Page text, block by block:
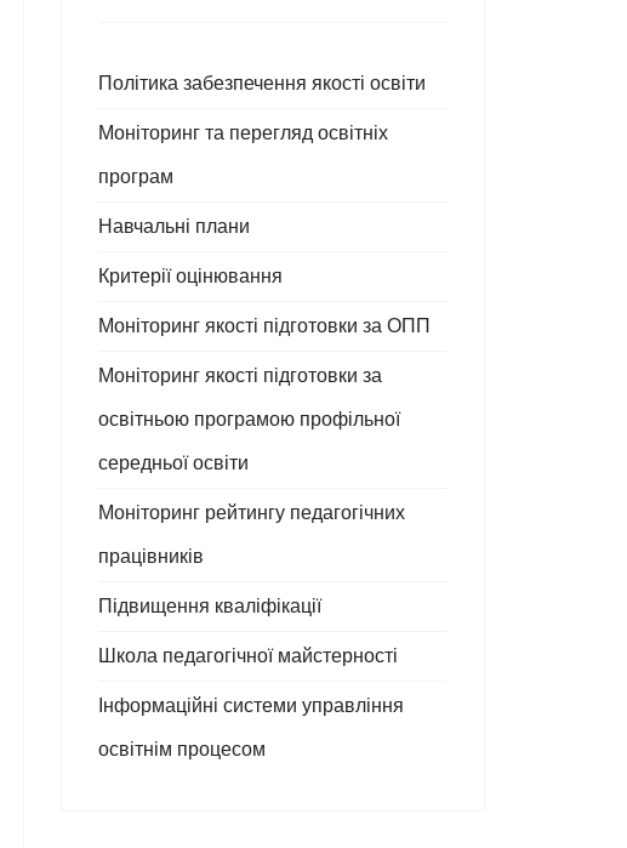
Політика забезпечення якості освіти
Моніторинг та перегляд освітніх
програм
Навчальні плани
Критерії оцінювання
Моніторинг якості підготовки за ОПП
Моніторинг якості підготовки за
освітньою програмою профільної
середньої освіти
Моніторинг рейтингу педагогічних
працівників
Підвищення кваліфікації
Школа педагогічної майстерності
Інформаційні системи управління
освітнім процесом